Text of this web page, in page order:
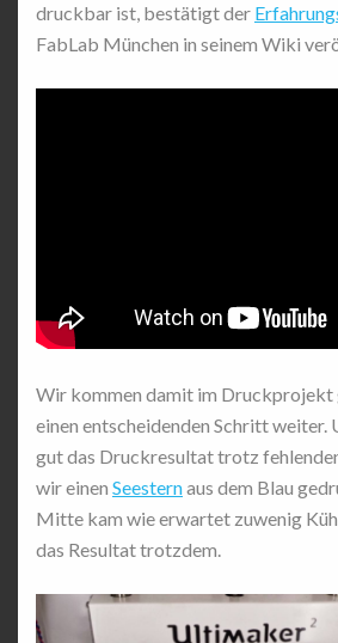
druckbar ist, bestätigt der
FabLab München in seinem Wiki
Wir kommen damit im
einen entscheidenden Schritt weiter.
gut das Druckresultat trotz
wir einen Seesternaus dem Blau
Mitte kam wie erwartet zuwenig
das Resultat trotzdem.